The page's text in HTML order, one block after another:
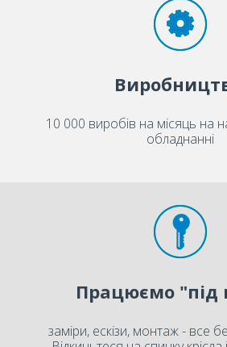
10 000 виробів на місяць на
обладнанні
Працюємо "під
заміри, ескізи, монтаж - все